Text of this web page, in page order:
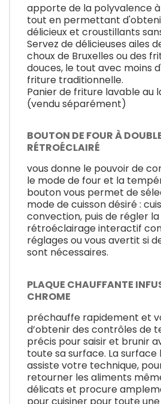
apporte de la polyvalence
tout en permettant
délicieux et croustillants
Servez de délicieuses ailes
choux de Bruxelles ou des
douces, le tout avec moins
friture traditionnelle.
Panier de friture lavable au
(vendu séparément)
BOUTON DE FOUR À
RÉTROÉCLAIRÉ
vous donne le pouvoir de
le mode de four et la
bouton vous permet de
mode de cuisson désiré :
convection, puis de régler
rétroéclairage interactif
réglages ou vous avertit si
sont nécessaires.
PLAQUE CHAUFFANTE
CHROME
préchauffe rapidement et
d’obtenir des contrôles de
précis pour saisir et brunir
toute sa surface. La
assiste votre technique,
retourner les aliments
délicats et procure
pour cuisiner pour toute